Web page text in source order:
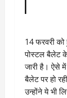
14 फरवरी को
पोस्टल बैलेट
जारी है। ऐसे
बैलेट पर हो
उन्होंने ये भी